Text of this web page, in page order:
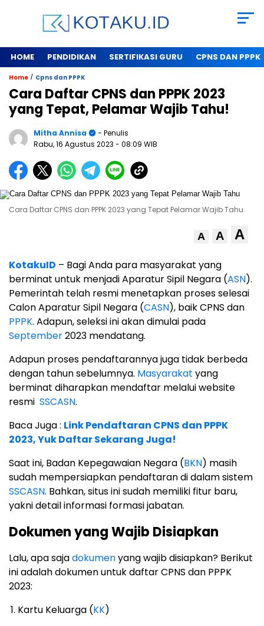
HOME PENDIDIKAN SERTIFIKASI GURU CPNS DAN PPPK
Home / Cpns dan PPPK
Cara Daftar CPNS dan PPPK 2023
yang Tepat, Pelamar Wajib Tahu!
Mitha Annisa
- Penulis
Rabu, 16 Agustus 2023 - 08:09 WIB
Cara Daftar CPNS dan PPPK 2023 yang Tepat Pelamar Wajib Tahu
A A A
KotakuID – Bagi Anda para masyarakat yang
berminat untuk menjadi Aparatur Sipil Negara (ASN).
Pemerintah telah resmi menetapkan proses selesai
Calon Aparatur Sipil Negara (CASN), baik CPNS dan
PPPK. Adapun, seleksi ini akan dimulai pada
September2023 mendatang.
Adapun proses pendaftarannya juga tidak berbeda
dengan tahun sebelumnya. Masyarakat yang
berminat diharapkan mendaftar melalui website
resmi SSCASN.
Baca Juga : Link Pendaftaran CPNS dan PPPK
2023, Yuk Daftar Sekarang Juga!
Saat ini, Badan Kepegawaian Negara (BKN) masih
sudah mempersiapkan pendaftaran di dalam sistem
SSCASN. Bahkan, situs ini sudah memiliki fitur baru,
yakni detail informasi formasi jabatan.
Dokumen yang Wajib Disiapkan
Lalu, apa sajadokumenyang wajib disiapkan? Berikut
ini adalah dokumen untuk daftar CPNS dan PPPK
2023:
Kartu Keluarga (KK)